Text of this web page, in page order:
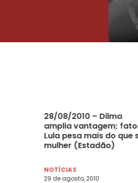
28/08/2010 – Dilma
amplia vantagem;
Lula pesa mais do que
mulher (Estadão)
NOTÍCIAS
29 de agosto, 2010